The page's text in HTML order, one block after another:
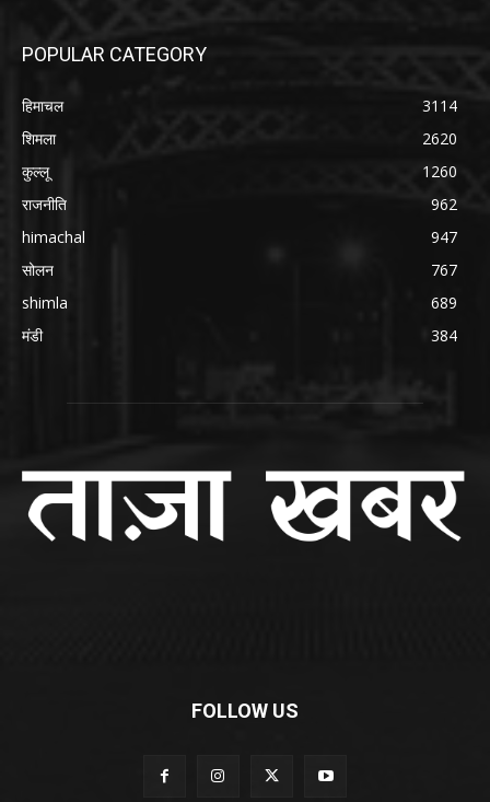
POPULAR CATEGORY
हिमाचल
3114
शिमला
2620
कुल्लू
1260
राजनीति
962
himachal
947
सोलन
767
shimla
689
मंडी
384
FOLLOW US